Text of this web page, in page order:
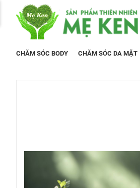
CHĂM SÓC BODY CHĂM SÓC DA MẶT